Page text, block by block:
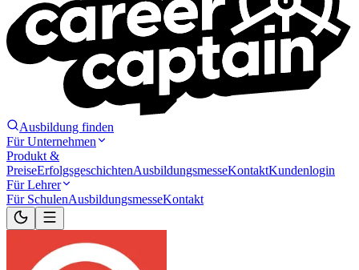
Ausbildung finden
Für Unternehmen
Produkt &
PreiseErfolgsgeschichtenAusbildungsmesseKontaktKundenlogin
Für Lehrer
Für SchulenAusbildungsmesseKontakt